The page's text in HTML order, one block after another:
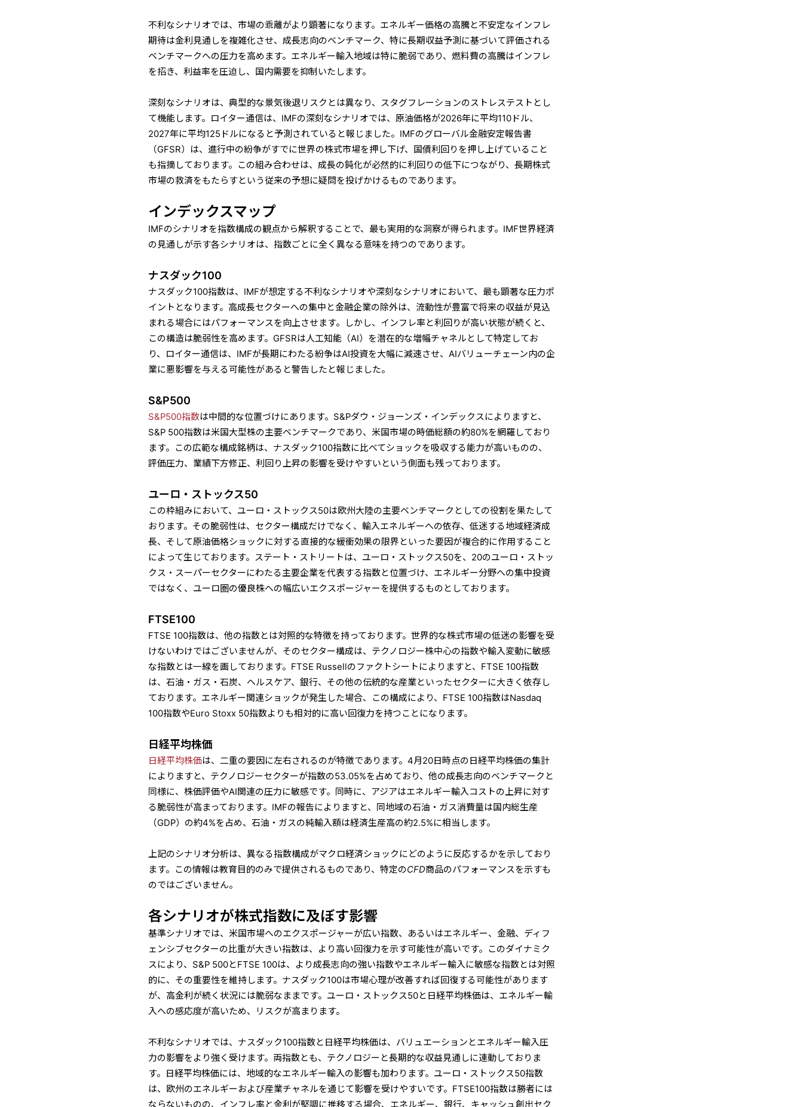
不利なシナリオでは、市場の乖離がより顕著になります。エネルギー価格の高騰と不安定なインフレ
期待は金利見通しを複雑化させ、成長志向のベンチマーク、特に長期収益予測に基づいて評価される
ベンチマークへの圧力を高めます。エネルギー輸入地域は特に脆弱であり、燃料費の高騰はインフレ
を招き、利益率を圧迫し、国内需要を抑制いたします。
深刻なシナリオは、典型的な景気後退リスクとは異なり、スタグフレーションのストレステストとし
て機能します。ロイター通信は、IMFの深刻なシナリオでは、原油価格が2026年に平均110ドル、
2027年に平均125ドルになると予測されていると報じました。IMFのグローバル金融安定報告書
（GFSR）は、進行中の紛争がすでに世界の株式市場を押し下げ、国債利回りを押し上げていること
も指摘しております。この組み合わせは、成長の鈍化が必然的に利回りの低下につながり、長期株式
市場の救済をもたらすという従来の予想に疑問を投げかけるものであります。
インデックスマップ
IMFのシナリオを指数構成の観点から解釈することで、最も実用的な洞察が得られます。IMF世界経済
の見通しが示す各シナリオは、指数ごとに全く異なる意味を持つのであります。
ナスダック100
ナスダック100指数は、IMFが想定する不利なシナリオや深刻なシナリオにおいて、最も顕著な圧力ポ
イントとなります。高成長セクターへの集中と金融企業の除外は、流動性が豊富で将来の収益が見込
まれる場合にはパフォーマンスを向上させます。しかし、インフレ率と利回りが高い状態が続くと、
この構造は脆弱性を高めます。GFSRは人工知能（AI）を潜在的な増幅チャネルとして特定してお
り、ロイター通信は、IMFが長期にわたる紛争はAI投資を大幅に減速させ、AIバリューチェーン内の企
業に悪影響を与える可能性があると警告したと報じました。
S&P500
S&P500指数は中間的な位置づけにあります。S&Pダウ・ジョーンズ・インデックスによりますと、
S&P 500指数は米国大型株の主要ベンチマークであり、米国市場の時価総額の約80%を網羅しており
ます。この広範な構成銘柄は、ナスダック100指数に比べてショックを吸収する能力が高いものの、
評価圧力、業績下方修正、利回り上昇の影響を受けやすいという側面も残っております。
ユーロ・スト ックス50
この枠組みにおいて、ユーロ・ストックス50は欧州大陸の主要ベンチマークとしての役割を果たして
おります。その脆弱性は、セクター構成だけでなく、輸入エネルギーへの依存、低迷する地域経済成
長、そして原油価格ショックに対する直接的な緩衝効果の限界といった要因が複合的に作用すること
によって生じております。ステート・ストリートは、ユーロ・ストックス50を、20のユーロ・ストッ
クス・スーパーセクターにわたる主要企業を代表する指数と位置づけ、エネルギー分野への集中投資
ではなく、ユーロ圏の優良株への幅広いエクスポージャーを提供するものとしております。
FTSE100
FTSE 100指数は、他の指数とは対照的な特徴を持っております。世界的な株式市場の低迷の影響を受
けないわけではございませんが、そのセクター構成は、テクノロジー株中心の指数や輸入変動に敏感
な指数とは一線を画しております。FTSE Russellのファクトシートによりますと、FTSE 100指数
は、石油・ガス・石炭、ヘルスケア、銀行、その他の伝統的な産業といったセクターに大きく依存し
ております。エネルギー関連ショックが発生した場合、この構成により、FTSE 100指数はNasdaq
100指数やEuro Stoxx 50指数よりも相対的に高い回復力を持つことになります。
日経平均株価
日経平均株価は、二重の要因に左右されるのが特徴であります。4月20日時点の日経平均株価の集計
によりますと、テクノロジーセクターが指数の53.05%を占めており、他の成長志向のベンチマークと
同様に、株価評価やAI関連の圧力に敏感です。同時に、アジアはエネルギー輸入コストの上昇に対す
る脆弱性が高まっております。IMFの報告によりますと、同地域の石油・ガス消費量は国内総生産
（GDP）の約4%を占め、石油・ガスの純輸入額は経済生産高の約2.5%に相当します。
上記のシナリオ分析は、異なる指数構成がマクロ経済ショックにどのように反応するかを示しており
ます。この情報は教育目的のみで提供されるものであり、特定のCFD商品のパフォーマンスを示すも
のではございません。
各シナリオが株式指数に及ぼす影響
基準シナリオでは、米国市場へのエクスポージャーが広い指数、あるいはエネルギー、金融、ディフ
ェンシブセクターの比重が大きい指数は、より高い回復力を示す可能性が高いです。このダイナミク
スにより、S&P 500とFTSE 100は、より成長志向の強い指数やエネルギー輸入に敏感な指数とは対照
的に、その重要性を維持します。ナスダック100は市場心理が改善すれば回復する可能性があります
が、高金利が続く状況には脆弱なままです。ユーロ・ストックス50と日経平均株価は、エネルギー輸
入への感応度が高いため、リスクが高まります。
不利なシナリオでは、ナスダック100指数と日経平均株価は、バリュエーションとエネルギー輸入圧
力の影響をより強く受けます。両指数とも、テクノロジーと長期的な収益見通しに連動しておりま
す。日経平均株価には、地域的なエネルギー輸入の影響も加わります。ユーロ・ストックス50指数
は、欧州のエネルギーおよび産業チャネルを通じて影響を受けやすいです。FTSE100指数は勝者には
ならないものの、インフレ率と金利が堅調に推移する場合、エネルギー、銀行、キャッシュ創出セク